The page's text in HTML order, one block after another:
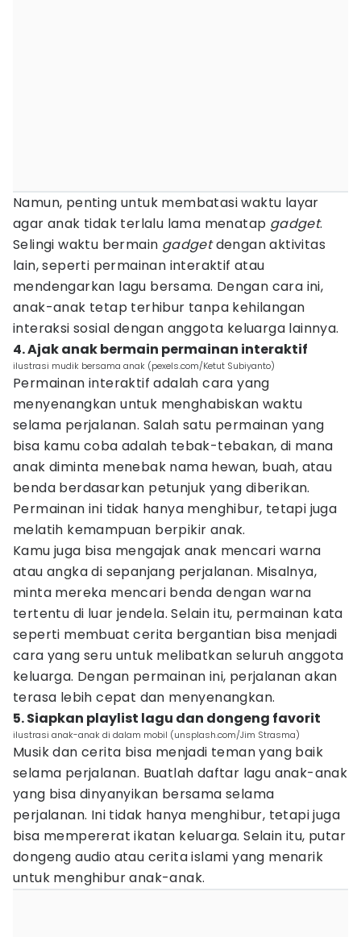
Namun, penting untuk membatasi waktu layar
agar anak tidak terlalu lama menatap gadget.
Selingi waktu bermain gadgetdengan aktivitas
lain, seperti permainan interaktif atau
mendengarkan lagu bersama. Dengan cara ini,
anak-anak tetap terhibur tanpa kehilangan
interaksi sosial dengan anggota keluarga lainnya.
4. Ajak anak bermain permainan interaktif
ilustrasi mudik bersama anak (pexels.com/Ketut Subiyanto)
Permainan interaktif adalah cara yang
menyenangkan untuk menghabiskan waktu
selama perjalanan. Salah satu permainan yang
bisa kamu coba adalah tebak-tebakan, di mana
anak diminta menebak nama hewan, buah, atau
benda berdasarkan petunjuk yang diberikan.
Permainan ini tidak hanya menghibur, tetapi juga
melatih kemampuan berpikir anak.
Kamu juga bisa mengajak anak mencari warna
atau angka di sepanjang perjalanan. Misalnya,
minta mereka mencari benda dengan warna
tertentu di luar jendela. Selain itu, permainan kata
seperti membuat cerita bergantian bisa menjadi
cara yang seru untuk melibatkan seluruh anggota
keluarga. Dengan permainan ini, perjalanan akan
terasa lebih cepat dan menyenangkan.
5. Siapkan playlist lagu dan dongeng favorit
ilustrasi anak-anak di dalam mobil (unsplash.com/Jim Strasma)
Musik dan cerita bisa menjadi teman yang baik
selama perjalanan. Buatlah daftar lagu anak-anak
yang bisa dinyanyikan bersama selama
perjalanan. Ini tidak hanya menghibur, tetapi juga
bisa mempererat ikatan keluarga. Selain itu, putar
dongeng audio atau cerita islami yang menarik
untuk menghibur anak-anak.